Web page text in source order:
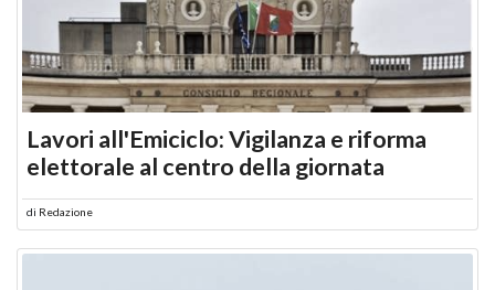
Lavori all'Emiciclo: Vigilanza e riforma
elettorale al centro della giornata
di Redazione